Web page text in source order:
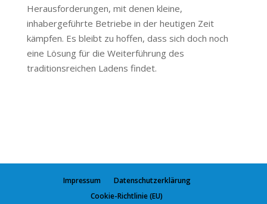
Herausforderungen, mit denen kleine,
inhabergeführte Betriebe in der heutigen Zeit
kämpfen. Es bleibt zu hoffen, dass sich doch noch
eine Lösung für die Weiterführung des
traditionsreichen Ladens findet.
Impressum
Datenschutzerklärung
Cookie-Richtlinie (EU)